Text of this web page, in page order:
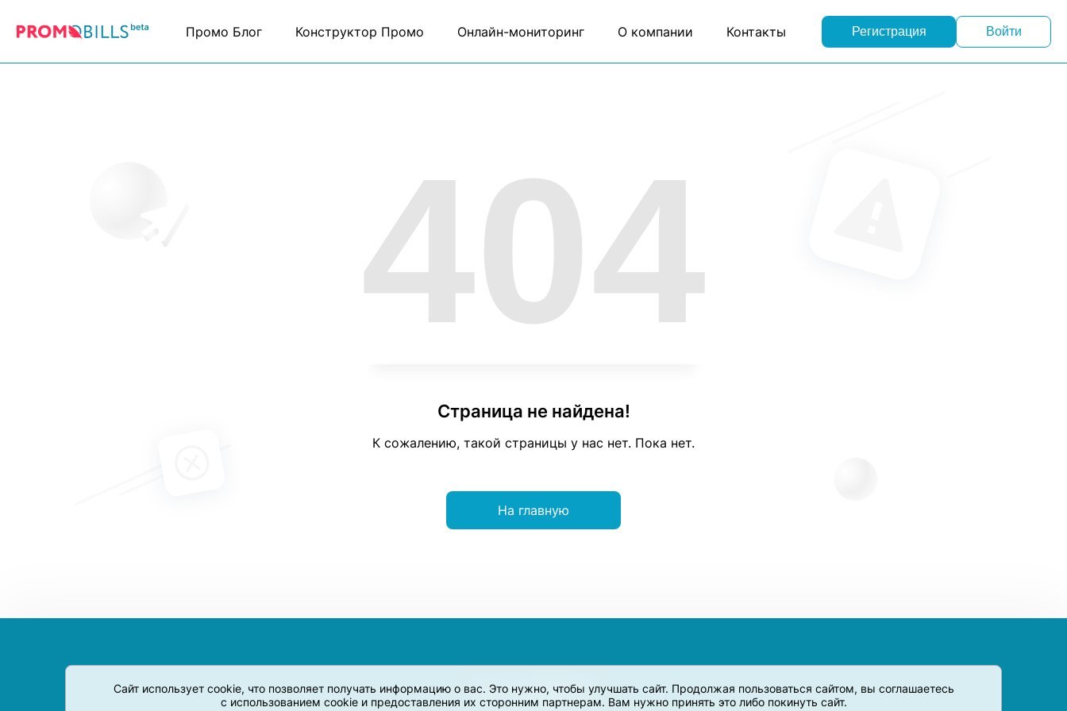
Сайт использует cookie, что позволяет получать информацию о вас. Это нужно, чтобы улучшать сайт. Продолжая пользоваться сайтом, вы соглашаетесь
с использованием cookie и предоставления их сторонним партнерам. Вам нужно принять это либо покинуть сайт.
Промо Блог Конструктор Промо Онлайн-мониторинг О компании Контакты Регистрация Войти
404
Страница не найдена!
К сожалению, такой страницы у нас нет. Пока нет.
На главную